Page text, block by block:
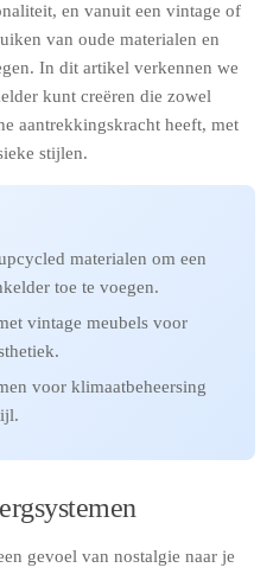
en vanuit een vintage of
van oude materialen en
In dit artikel verkennen we
kunt creëren die zowel
aantrekkingskracht heeft, met
stijlen.
materialen om een
toe te voegen.
vintage meubels voor
voor klimaatbeheersing
gevoel van nostalgie naar je